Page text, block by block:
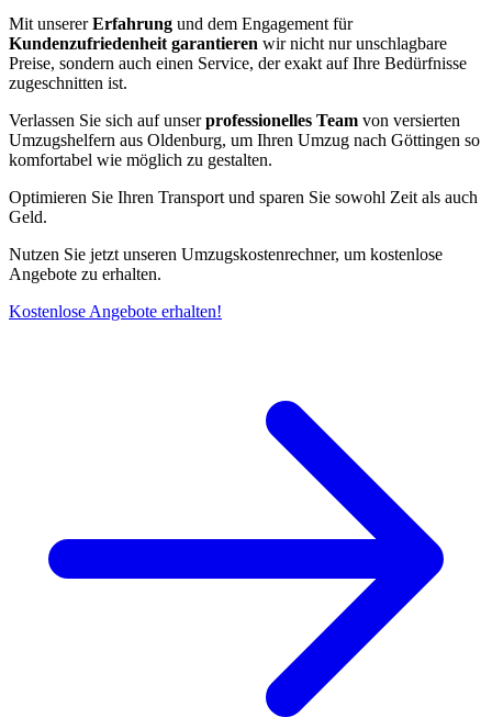
Mit unsererErfahrung und dem Engagement für
Kundenzufriedenheit garantieren wir nicht nur unschlagbare
Preise, sondern auch einen Service, der exakt auf Ihre Bedürfnisse
zugeschnitten ist.
Verlassen Sie sich auf unserprofessionelles Team von versierten
Umzugshelfern aus Oldenburg, um Ihren Umzug nach Göttingen so
komfortabel wie möglich zu gestalten.
Optimieren Sie Ihren Transport und sparen Sie sowohl Zeit als auch
Geld.
Nutzen Sie jetzt unseren Umzugskostenrechner, um kostenlose
Angebote zu erhalten.
Kostenlose Angebote erhalten!